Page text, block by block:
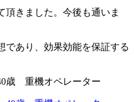
頂きました。今後も通いま
あり、効果効能を保証する
歳 重機オペレーター